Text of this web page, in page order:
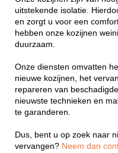
uitstekende isolatie.
en zorgt u voor een
hebben onze kozijnen
duurzaam.
Onze diensten omvatten
nieuwe kozijnen, het
repareren van
nieuwste technieken en
te garanderen.
Dus, bent u op zoek naar
vervangen? Neem dan